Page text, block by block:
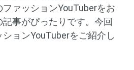
ァッションYouTuberをお
事がぴったりです。今回
ョンYouTuberをご紹介し